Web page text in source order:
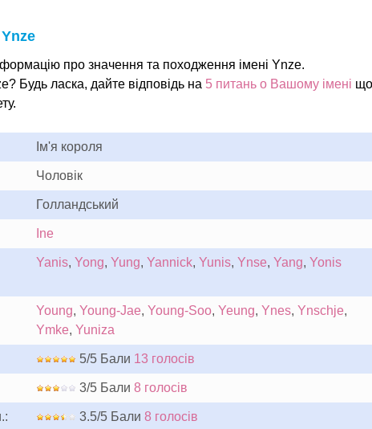
про значення та походження імені Ynze.
Будь ласка, дайте відповідь на 5 питань о Вашому імені
Ім'я короля
Чоловік
Голландський
Ine
Yanis, Yong, Yung, Yannick, Yunis, Ynse, Yang, Yonis
Young, Young-Jae, Young-Soo, Yeung, Ynes, Ynschje,
Ymke, Yuniza
5/5 Бали 13 голосів
3/5 Бали 8 голосів
3.5/5 Бали 8 голосів